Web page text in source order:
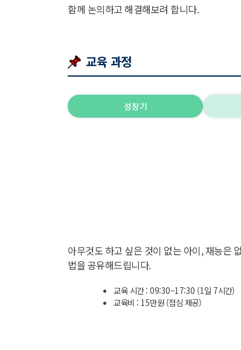
함께 논의하고 해결해보려 합니다.
교육 과정
성장기
아무것도 하고 싶은 것이 없는 아이, 재능은
법을 공유해드립니다.
교육 시간 : 09:30~17:30 (1일 7시간)
교육비 : 15만원 (점심 제공)